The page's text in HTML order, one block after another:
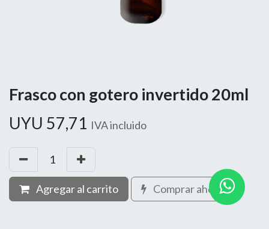
Frasco con gotero invertido 20ml
UYU 57,71 IVA incluido
Agregar al carrito Comprar ahora